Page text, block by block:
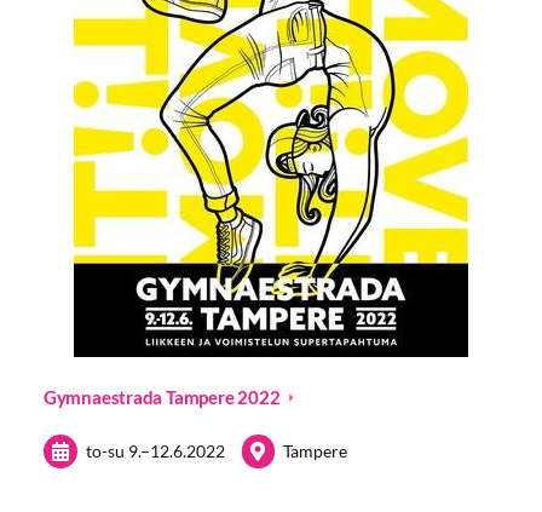
Gymnaestrada Tampere 2022
to-su 9.–12.6.2022 Tampere